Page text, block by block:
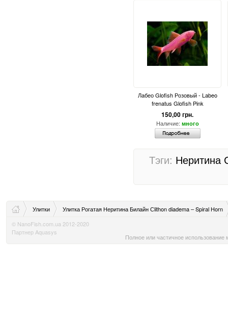
Лабео Glofish Розовый - Labeo
frenatus Glofish Pink
150,00 грн.
Наличие: много
Тэги: Неритина
Улитки
Улитка Рогатая Неритина Билайн Сlithon diadema – Spiral Horn
© NanoFish.com.ua 2012-2020
Партнер Aquasys
Полное или частичное